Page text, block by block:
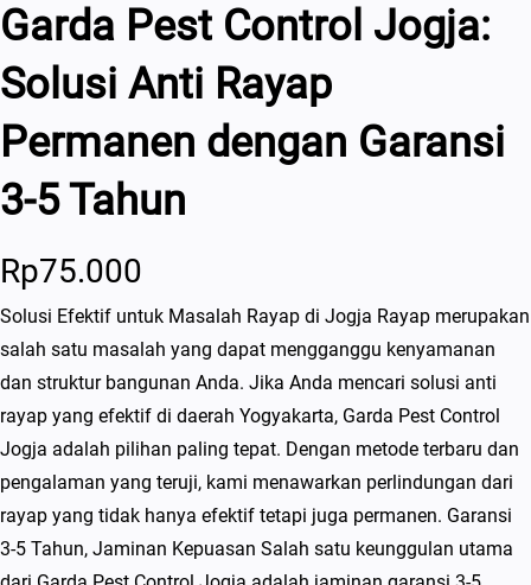
Garda Pest Control Jogja:
Solusi Anti Rayap
Permanen dengan Garansi
3-5 Tahun
Rp75.000
Solusi Efektif untuk Masalah Rayap di Jogja Rayap merupakan
salah satu masalah yang dapat mengganggu kenyamanan
dan struktur bangunan Anda. Jika Anda mencari solusi anti
rayap yang efektif di daerah Yogyakarta, Garda Pest Control
Jogja adalah pilihan paling tepat. Dengan metode terbaru dan
pengalaman yang teruji, kami menawarkan perlindungan dari
rayap yang tidak hanya efektif tetapi juga permanen. Garansi
3-5 Tahun, Jaminan Kepuasan Salah satu keunggulan utama